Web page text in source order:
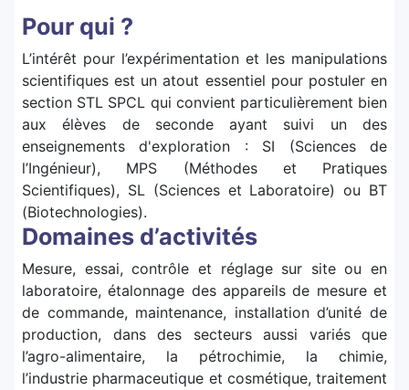
Pour qui ?
L’intérêt pour l’expérimentation et les manipulations
scientifiques est un atout essentiel pour postuler en
section STL SPCL qui convient particulièrement bien
aux élèves de seconde ayant suivi un des
enseignements d'exploration : SI (Sciences de
l’Ingénieur), MPS (Méthodes et Pratiques
Scientifiques), SL (Sciences et Laboratoire) ou BT
(Biotechnologies).
Domaines d’activités
Mesure, essai, contrôle et réglage sur site ou en
laboratoire, étalonnage des appareils de mesure et
de commande, maintenance, installation d’unité de
production, dans des secteurs aussi variés que
l’agro-alimentaire, la pétrochimie, la chimie,
l’industrie pharmaceutique et cosmétique, traitement